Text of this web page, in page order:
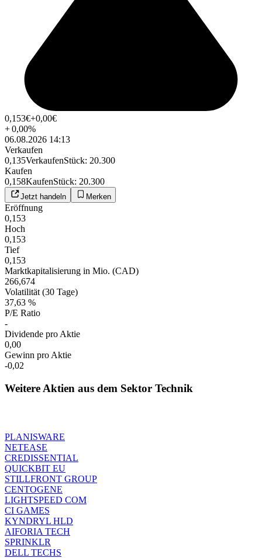
0,153€+0,00€
+0,00%
06.08.2026 14:13
Verkaufen
0,135VerkaufenStück: 20.300
Kaufen
0,158KaufenStück: 20.300
Jetzt handeln Merken
Eröffnung
0,153
Hoch
0,153
Tief
0,153
Marktkapitalisierung in Mio. (CAD)
266,674
Volatilität (30 Tage)
37,63 %
P/E Ratio
-
Dividende pro Aktie
0,00
Gewinn pro Aktie
-0,02
Weitere Aktien aus dem Sektor Technik
PLANISWARE
NETEASE
CREDISSENTIAL
QUICKBIT EU
STILLFRONT GROUP
CENTOGENE
LIGHTSPEED COM
CI GAMES
KYNDRYL HLD
AIFORIA TECH
SPRINKLR
DELL TECHS